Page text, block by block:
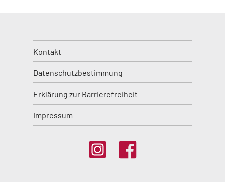
Kontakt
Datenschutzbestimmung
Erklärung zur Barrierefreiheit
Impressum